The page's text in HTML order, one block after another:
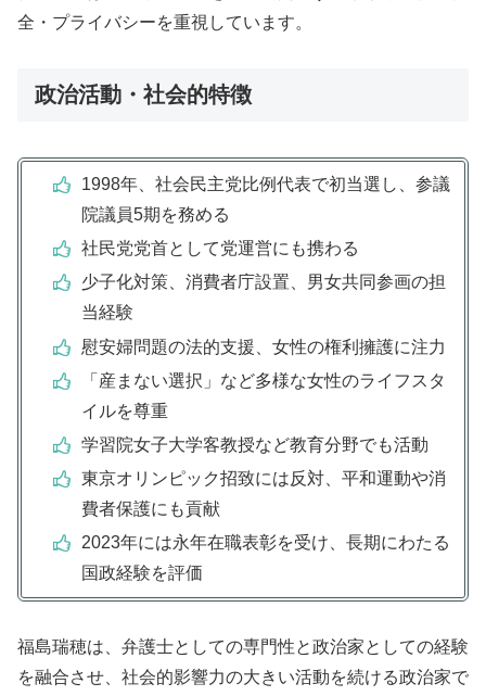
全・プライバシーを重視しています。
政治活動・社会的特徴
1998年、社会民主党比例代表で初当選し、参議
院議員5期を務める
社民党党首として党運営にも携わる
少子化対策、消費者庁設置、男女共同参画の担
当経験
慰安婦問題の法的支援、女性の権利擁護に注力
「産まない選択」など多様な女性のライフスタ
イルを尊重
学習院女子大学客教授など教育分野でも活動
東京オリンピック招致には反対、平和運動や消
費者保護にも貢献
2023年には永年在職表彰を受け、長期にわたる
国政経験を評価
福島瑞穂は、弁護士としての専門性と政治家としての経験
を融合させ、社会的影響力の大きい活動を続ける政治家で